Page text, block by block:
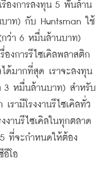
รื่องการลงทุน 5 พันล้าน
าท) กับ Huntsman
ใช้
กว่า 6 หมื่นล้านบาท
องการรีไซเคิลพลาสติก
ได้มากที่สุด เราจะลงทุน
3 หมื่นล้านบาท) สำหรับ
เรามีโรงงานรีไซเคิลทั่ว
งานรีไซเคิลในทุกตลาด
ที่จะกำหนดให้ต้อง
อีโอ